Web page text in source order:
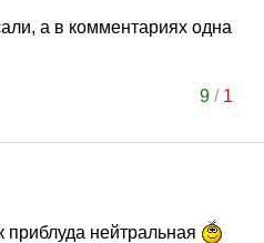
а в комментариях одна
9/ 1
приблуда нейтральная